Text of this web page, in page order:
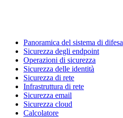
Panoramica del sistema di difesa
Sicurezza degli endpoint
Operazioni di sicurezza
Sicurezza delle identità
Sicurezza di rete
Infrastruttura di rete
Sicurezza email
Sicurezza cloud
Calcolatore